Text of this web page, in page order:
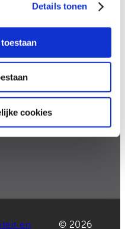
Details tonen
cookies
0338 7775 55
en © 2026